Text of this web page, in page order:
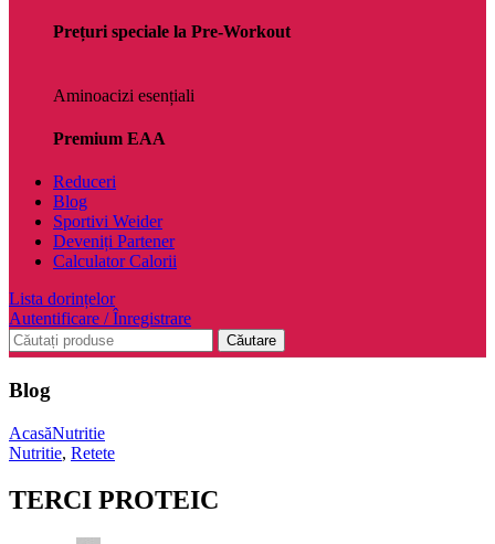
Prețuri speciale la Pre-Workout
Aminoacizi esențiali
Premium EAA
Reduceri
Blog
Sportivi Weider
Deveniți Partener
Calculator Calorii
Lista dorințelor
Autentificare / Înregistrare
Căutare
Blog
AcasăNutritie
Nutritie, Retete
TERCI PROTEIC